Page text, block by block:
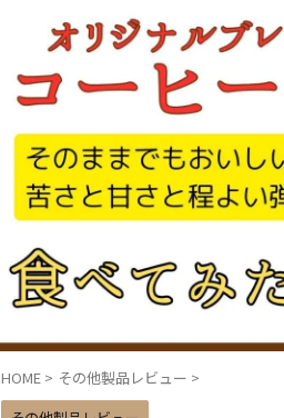
HOME > その他製品レビュー >